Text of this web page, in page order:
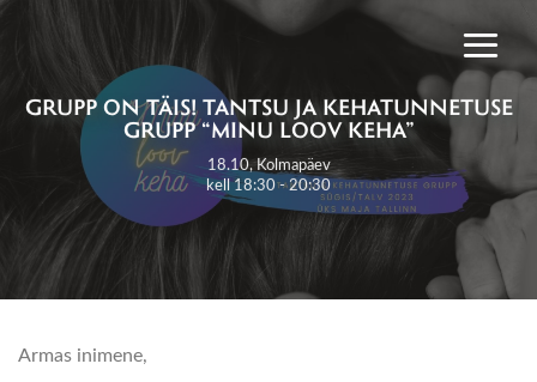
GRUPP ON TÄIS! TANTSU JA KEHATUNNETUSE
GRUPP “MINU LOOV KEHA”
18.10, Kolmapäev
kell 18:30 - 20:30
Armas inimene,